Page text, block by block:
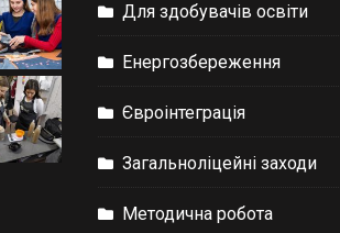
Для здобувачів освіти
Енергозбереження
Євроінтеграція
Загальноліцейні заходи
Методична робота